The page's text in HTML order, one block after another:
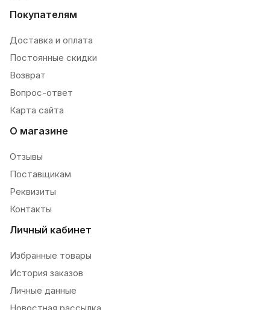
Покупателям
Доставка и оплата
Постоянные скидки
Возврат
Вопрос-ответ
Карта сайта
О магазине
Отзывы
Поставщикам
Реквизиты
Контакты
Личный кабинет
Избранные товары
История заказов
Личные данные